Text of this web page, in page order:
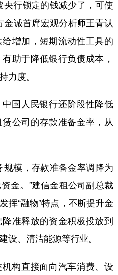
行锁定的钱减少了，可使
金诚首席宏观分析师王青认
增加，短期流动性工具的
助于降低银行负债成本，
力度。
国人民银行还阶段性降低
公司的存款准备金率，从
模，存款准备金率调降为
金。”建信金租公司副总裁
挥“融物”特点，不断提升金
准释放的资金积极投放到
设、清洁能源等行业。
构直接面向汽车消费、设